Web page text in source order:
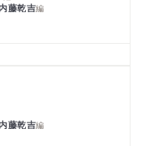
藤乾吉編
藤乾吉編